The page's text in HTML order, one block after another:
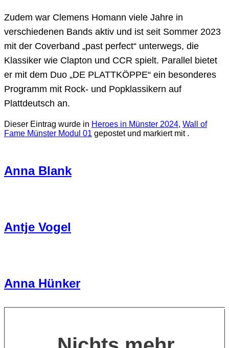
Zudem war Clemens Homann viele Jahre in
verschiedenen Bands aktiv und ist seit Sommer 2023
mit der Coverband „past perfect“ unterwegs, die
Klassiker wie Clapton und CCR spielt. Parallel bietet
er mit dem Duo „DE PLATTKÖPPE“ ein besonderes
Programm mit Rock- und Popklassikern auf
Plattdeutsch an.
Dieser Eintrag wurde in Heroes in Münster 2024, Wall of
Fame Münster Modul 01 gepostet und markiert mit .
Anna Blank
Antje Vogel
Anna Hünker